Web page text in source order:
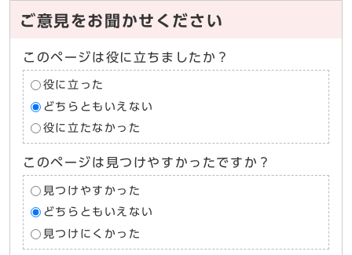
ご意見をお聞かせください
このページは役に立ちましたか？
役に立った
どちらともいえない
役に立たなかった
このページは見つけやすかったですか？
見つけやすかった
どちらともいえない
見つけにくかった